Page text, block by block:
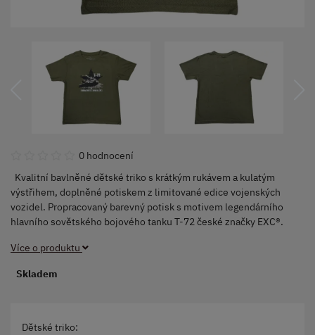
0 hodnocení
Kvalitní bavlněné dětské triko s krátkým rukávem a kulatým
výstřihem, doplněné potiskem z limitované edice vojenských
vozidel. Propracovaný barevný potisk s motivem legendárního
hlavního sovětského bojového tanku T-72 české značky EXC®.
Více o produktu
Skladem
Dětské triko: